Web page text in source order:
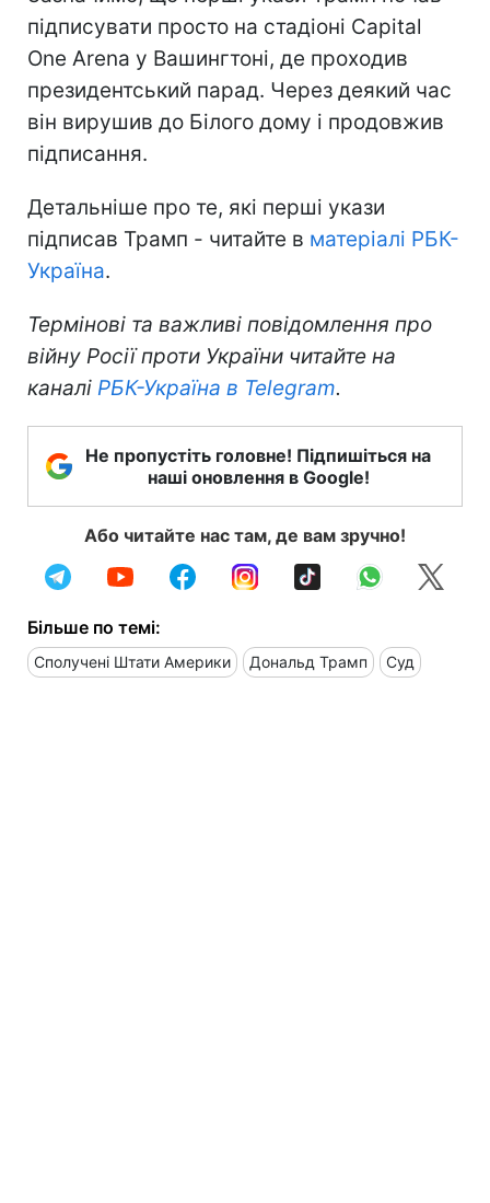
підписувати просто на стадіоні Capital
One Arena у Вашингтоні, де проходив
президентський парад. Через деякий час
він вирушив до Білого дому і продовжив
підписання.
Детальніше про те, які перші укази
підписав Трамп - читайте в матеріалі РБК-
Україна.
Термінові та важливі повідомлення про
війну Росії проти України читайте на
каналі РБК-Україна в Telegram.
Не пропустіть головне! Підпишіться на
наші оновлення в Google!
Або читайте нас там, де вам зручно!
Більше по темі:
Сполучені Штати Америки Дональд Трамп Суд